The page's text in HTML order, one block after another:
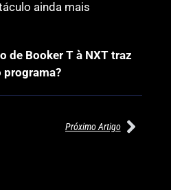
ainda mais
de Booker T à NXT traz
Próximo Artigo